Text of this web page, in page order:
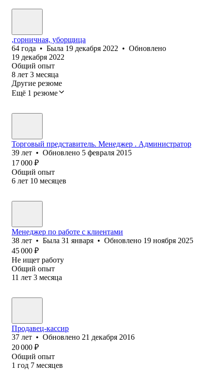
,горничная, уборщица
64 года • Была 19 декабря 2022 • Обновлено
19 декабря 2022
Общий опыт
8 лет 3 месяца
Другие резюме
Ещё 1 резюме
Торговый представитель. Менеджер . Администратор
39 лет • Обновлено 5 февраля 2015
17 000 ₽
Общий опыт
6 лет 10 месяцев
Менеджер по работе с клиентами
38 лет • Была 31 января • Обновлено 19 ноября 2025
45 000 ₽
Не ищет работу
Общий опыт
11 лет 3 месяца
Продавец-кассир
37 лет • Обновлено 21 декабря 2016
20 000 ₽
Общий опыт
1 год 7 месяцев